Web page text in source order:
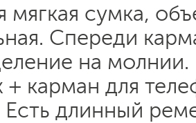
мягкая сумка,
Спереди
на
+ карман для
длинный